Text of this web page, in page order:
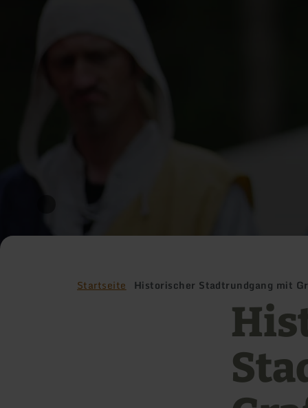
Startseite Historischer Stadtrundgang mit